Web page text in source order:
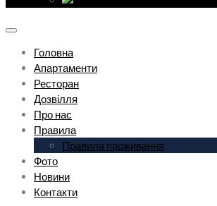
Головна
Апартаменти
Ресторан
Дозвілля
Про нас
Правила
Правила проживання
Фото
Новини
Контакти